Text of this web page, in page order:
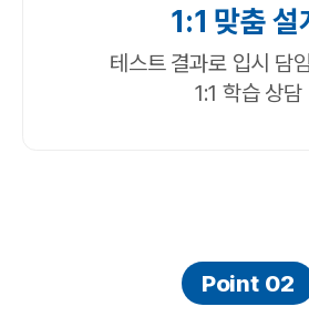
1:1 맞춤 설
테스트 결과로 입시 담
1:1 학습 상담
Point 02